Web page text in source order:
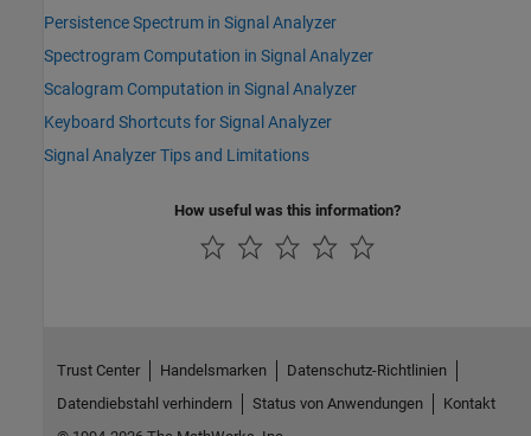
Persistence Spectrum in Signal Analyzer
Spectrogram Computation in Signal Analyzer
Scalogram Computation in Signal Analyzer
Keyboard Shortcuts for Signal Analyzer
Signal Analyzer Tips and Limitations
How useful was this information?
Trust Center Handelsmarken
Datenschutz-Richtlinien
Datendiebstahl verhindern
Status von Anwendungen
Kontakt